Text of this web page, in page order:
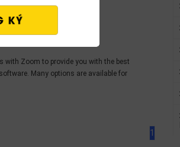
with Zoom to provide you with the best
Many options are available for
1